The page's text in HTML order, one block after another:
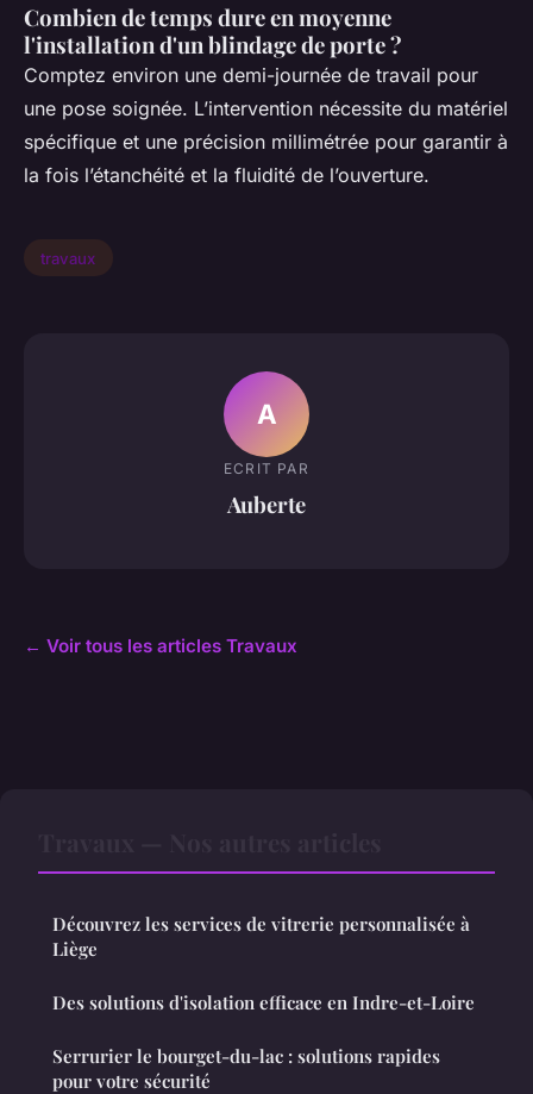
Combien de temps dure en moyenne
l'installation d'un blindage de porte ?
Comptez environ une demi-journée de travail pour
une pose soignée. L’intervention nécessite du matériel
spécifique et une précision millimétrée pour garantir à
la fois l’étanchéité et la fluidité de l’ouverture.
travaux
A
ECRIT PAR
Auberte
← Voir tous les articles Travaux
Découvrez les services de vitrerie personnalisée à
Liège
Des solutions d'isolation efficace en Indre-et-Loire
Serrurier le bourget-du-lac : solutions rapides
pour votre sécurité